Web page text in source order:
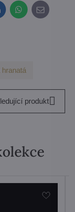
WhatsApp
E-
mail
produkt